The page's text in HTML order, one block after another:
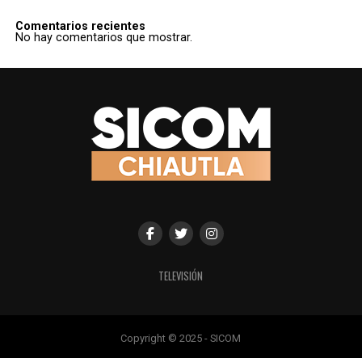
Comentarios recientes
No hay comentarios que mostrar.
TELEVISIÓN
Copyright © 2025 - SICOM